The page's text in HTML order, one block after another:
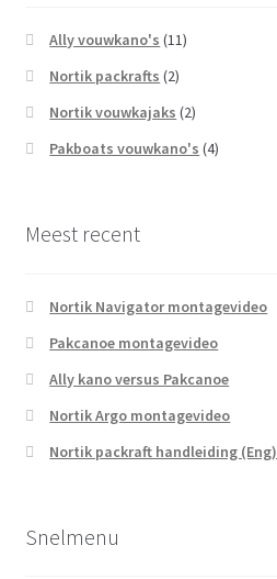
Ally vouwkano's (11)
Nortik packrafts (2)
Nortik vouwkajaks (2)
Pakboats vouwkano's (4)
Meest recent
Nortik Navigator montagevideo
Pakcanoe montagevideo
Ally kano versus Pakcanoe
Nortik Argo montagevideo
Nortik packraft handleiding (Eng)
Snelmenu